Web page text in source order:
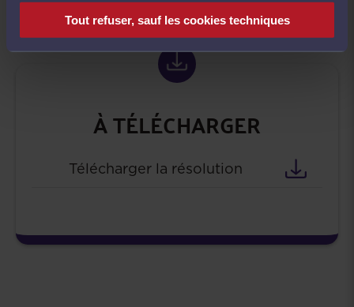
Tout refuser, sauf les cookies techniques
À TÉLÉCHARGER
Télécharger la résolution